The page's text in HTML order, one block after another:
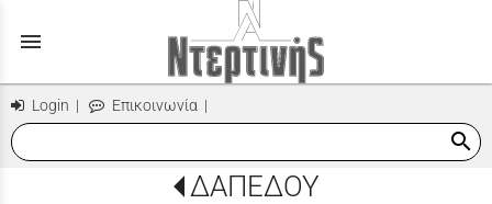
menu
Login | Επικοινωνία |
search
ΔΑΠΕΔΟΥ